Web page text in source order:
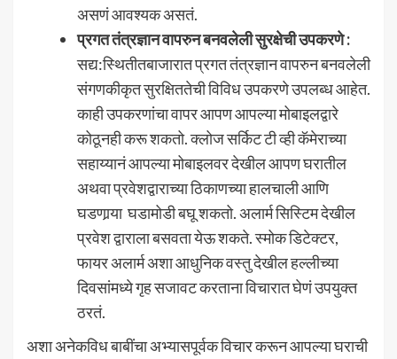
असणं आवश्यक असतं.
प्रगततंत्रज्ञानवापरुन बनवलेली सुरक्षेची उपकरणे:
सद्य:स्थितीतबाजारात प्रगत तंत्रज्ञान वापरुन बनवलेली
संगणकीकृत सुरक्षिततेची विविध उपकरणे उपलब्ध आहेत.
काही उपकरणांचा वापर आपण आपल्या मोबाइलद्वारे
कोठूनही करू शकतो. क्लोज सर्किट टी व्ही कॅमेराच्या
सहाय्यानं आपल्या मोबाइलवर देखील आपण घरातील
अथवा प्रवेशद्वाराच्या ठिकाणच्या हालचाली आणि
घडणार्‍या घडामोडी बघू शकतो. अलार्म सिस्टिम देखील
प्रवेश द्वाराला बसवता येऊ शकते. स्मोक डिटेक्टर,
फायर अलार्म अशा आधुनिक वस्तु देखील हल्लीच्या
दिवसांमध्ये गृह सजावट करताना विचारात घेणं उपयुक्त
ठरतं.
अशा अनेकविध बाबींचा अभ्यासपूर्वक विचार करून आपल्या घराची